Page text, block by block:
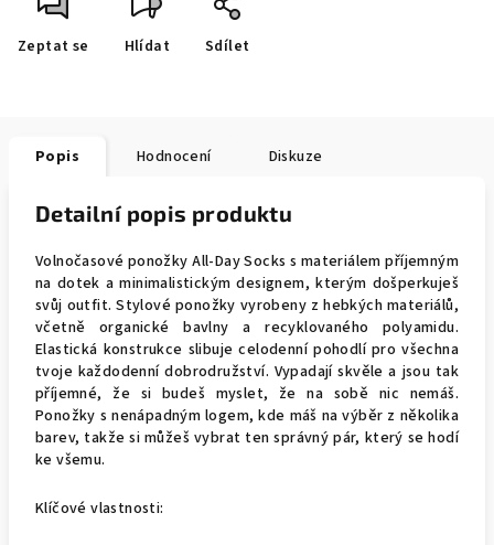
Zeptat se Hlídat Sdílet
Popis Hodnocení Diskuze
Detailní popis produktu
Volnočasové ponožky All-Day Socks s materiálem příjemným
na dotek a minimalistickým designem, kterým došperkuješ
svůj outfit. Stylové ponožky vyrobeny z hebkých materiálů,
včetně organické bavlny a recyklovaného polyamidu.
Elastická konstrukce slibuje celodenní pohodlí pro všechna
tvoje každodenní dobrodružství. Vypadají skvěle a jsou tak
příjemné, že si budeš myslet, že na sobě nic nemáš.
Ponožky s nenápadným logem, kde máš na výběr z několika
barev, takže si můžeš vybrat ten správný pár, který se hodí
ke všemu.
Klíčové vlastnosti: